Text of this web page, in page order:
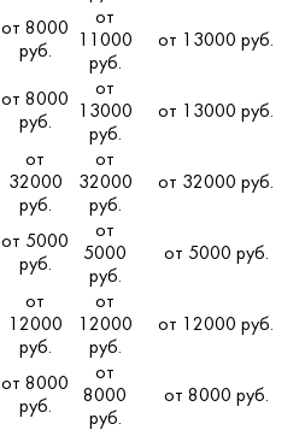
от 8000
руб.
от
11000
руб.
от 13000 руб.
от 8000
руб.
от
13000
руб.
от 13000 руб.
от
32000
руб.
от
32000
руб.
от 32000 руб.
от 5000
руб.
от
5000
руб.
от 5000 руб.
от
12000
руб.
от
12000
руб.
от 12000 руб.
от 8000
руб.
от
8000
руб.
от 8000 руб.